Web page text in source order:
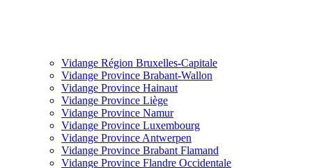
Vidange Région Bruxelles-Capitale
Vidange Province Brabant-Wallon
Vidange Province Hainaut
Vidange Province Liège
Vidange Province Namur
Vidange Province Luxembourg
Vidange Province Antwerpen
Vidange Province Brabant Flamand
Vidange Province Flandre Occidentale